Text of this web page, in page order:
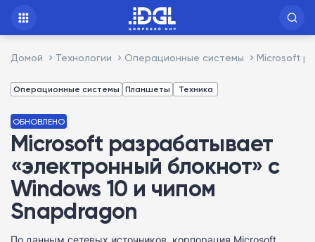
Домой Технологии Операционные системы Microsoft
Операционные системы Планшеты Техника
ОБНОВЛЕНО
Microsoft разрабатывает
«электронный блокнот» с
Windows 10 и чипом
Snapdragon